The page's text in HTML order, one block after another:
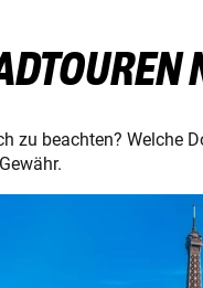
zu beachten?